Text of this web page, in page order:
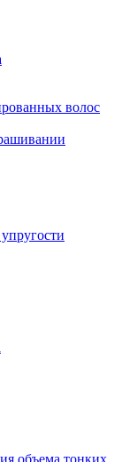
волос
объема тонких